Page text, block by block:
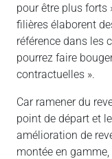
pour être plus forts
filières élaborent
référence dans les
pourrez faire
contractuelles ».
Car ramener du
point de départ et
amélioration de
montée en